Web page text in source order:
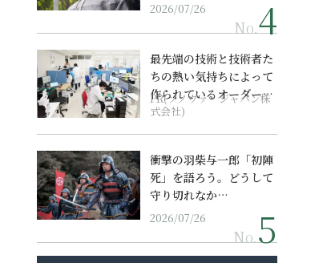
2026/07/26
No.
最先端の技術と技術者た
ちの熱い気持ちによって
作られているオーダーメ
イド補聴器
PR(ソノヴァ・ジャパン株
式会社)
衝撃の羽柴与一郎「初陣
死」を語ろう。どうして
守り切れなか…
2026/07/26
No.